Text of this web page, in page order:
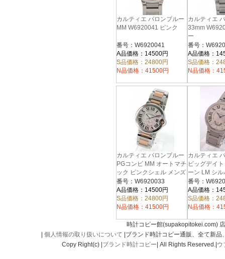
カルティエ バロンブルー
MM W6920041 ピンク
番号：W6920041
A品価格：14500円
S品価格：24800円
N品価格：41500円
カルティエ
33mm
ー
番号：
A品価格：
S品価格：
N品価格：
カルティエ バロンブルー
PGコンビ MM オートマチ
ック ピンクシェル メンズ
W6920033
番号：W6920033
A品価格：14500円
S品価格：24800円
N品価格：41500円
カルティエ
ビッグデイ
ーン LM シ
W6920011
番号：
A品価格：
S品価格：
N品価格：
時計コピー館(supakopitokei.com)
個人情報の取り扱いについて |ブランド時計コピー通販、全て新
Copy Right(c) | ブランド時計コピー | All Rights Reserved.| ウ